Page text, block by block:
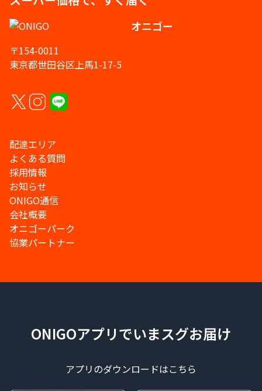
オニゴー
〒154-0011
東京都世田谷区上馬1-17-5
配達エリア
よくある質問
採用情報
お知らせ
ONIGO通信
会社概要
オニゴーパーク
協業パートナー
ONIGOアプリでいまスグお届け
アプリのダウンロードはこちら